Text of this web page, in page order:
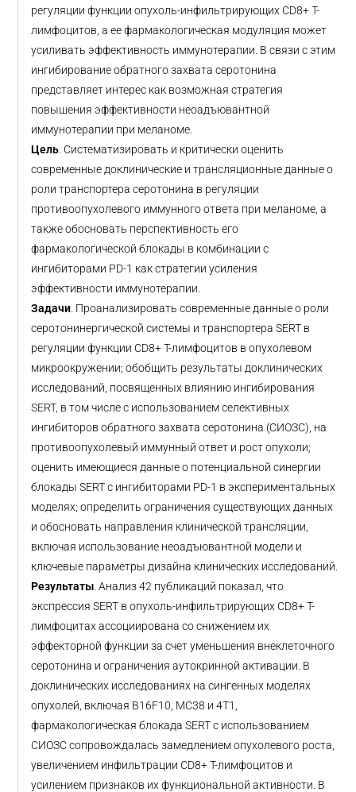
регуляции функции опухоль-инфильтрирующих CD8+ Т-
лимфоцитов, а ее фармакологическая модуляция может
усиливать эффективность иммунотерапии. В связи с этим
ингибирование обратного захвата серотонина
представляет интерес как возможная стратегия
повышения эффективности неоадъювантной
иммунотерапии при меланоме.
Цель . Систематизировать и критически оценить
современные доклинические и трансляционные данные о
роли транспортера серотонина в регуляции
противоопухолевого иммунного ответа при меланоме, а
также обосновать перспективность его
фармакологической блокады в комбинации с
ингибиторами PD-1 как стратегии усиления
эффективности иммунотерапии.
Задачи . Проанализировать современные данные о роли
серотонинергической системы и транспортера SERT в
регуляции функции CD8+ Т-лимфоцитов в опухолевом
микроокружении; обобщить результаты доклинических
исследований, посвященных влиянию ингибирования
SERT, в том числе с использованием селективных
ингибиторов обратного захвата серотонина (СИОЗС), на
противоопухолевый иммунный ответ и рост опухоли;
оценить имеющиеся данные о потенциальной синергии
блокады SERT с ингибиторами PD-1 в экспериментальных
моделях; определить ограничения существующих данных
и обосновать направления клинической трансляции,
включая использование неоадъювантной модели и
ключевые параметры дизайна клинических исследований.
Результаты . Анализ 42 публикаций показал, что
экспрессия SERT в опухоль-инфильтрирующих CD8+ Т-
лимфоцитах ассоциирована со снижением их
эффекторной функции за счет уменьшения внеклеточного
серотонина и ограничения аутокринной активации. В
доклинических исследованиях на сингенных моделях
опухолей, включая B16F10, MC38 и 4T1,
фармакологическая блокада SERT с использованием
СИОЗС сопровождалась замедлением опухолевого роста,
увеличением инфильтрации CD8+ Т-лимфоцитов и
усилением признаков их функциональной активности. В